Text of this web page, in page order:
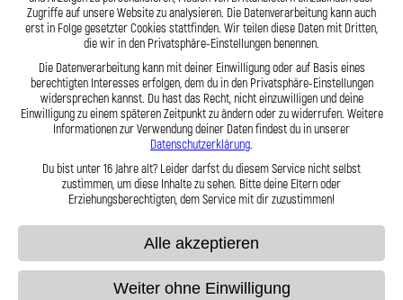
Fahren. Unsere ausjustierbaren, verdrehbaren Anschlüsse ermöglichen
eine drallfreie und spannungsfreie Verlegung. Ob Sonderanfertigung
oder anbaufertiges Stahlflex-Kit – jede Leitung wird passgenau und
präzise gefertigt. Mit den Stahlflex-Bremsleitungen von Lothar Spiegler
Kfz-Leitungen GmbH entscheiden Sie sich für echte deutsche Qualität,
höchste Sicherheit und ein Produkt, das hält, was es verspricht.
Hier zu unserem Video „Stahlflex vs. Gummi“
Zugriffe auf unsere Website zu analysieren. Die Datenverarbeitung kann auch
erst in Folge gesetzter Cookies stattfinden. Wir teilen diese Daten mit Dritten,
die wir in den Privatsphäre-Einstellungen benennen.
Die Datenverarbeitung kann mit deiner Einwilligung oder auf Basis eines
berechtigten Interesses erfolgen, dem du in den Privatsphäre-Einstellungen
widersprechen kannst. Du hast das Recht, nicht einzuwilligen und deine
Einwilligung zu einem späteren Zeitpunkt zu ändern oder zu widerrufen. Weitere
Informationen zur Verwendung deiner Daten findest du in unserer
Datenschutzerklärung.
Du bist unter 16 Jahre alt? Leider darfst du diesem Service nicht selbst
zustimmen, um diese Inhalte zu sehen. Bitte deine Eltern oder
Erziehungsberechtigten, dem Service mit dir zuzustimmen!
Alle akzeptieren
Weiter ohne Einwilligung